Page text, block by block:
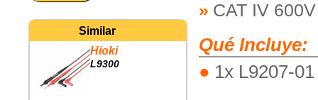
Similar
Hioki
L9300
CAT IV 600V
Qué Incluye:
1x L9207-